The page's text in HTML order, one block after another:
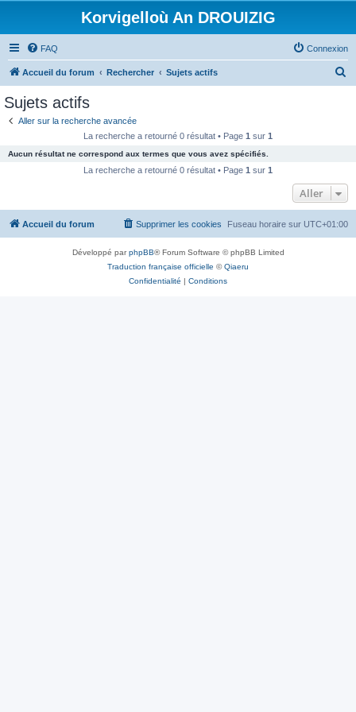
Korvigelloù An DROUIZIG
FAQ Connexion
Accueil du forum Rechercher Sujets actifs
c
e
Sujets actifs
Aller sur la recherche avancée
La recherche a retourné 0 résultat • Page 1 sur 1
Aucun résultat ne correspond aux termes que vous avez spécifiés.
La recherche a retourné 0 résultat • Page 1 sur 1
Aller
Accueil du forum Fuseau horaire sur UTC+01:00
Supprimer les cookies
Développé parphpBB® Forum Software © phpBB Limited
Traduction française officielle ©Qiaeru
Confidentialité | Conditions